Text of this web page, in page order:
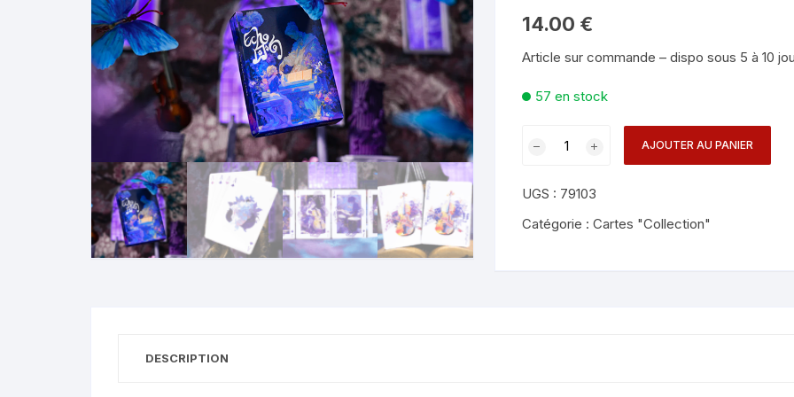
Chop Cup – Gobelets
Tours de
Grandes
Neige – Rubans – Steamers
Ballons
Aimants
Roughing – Produits
14.00 €
Article sur commande – dispo sous 5 à 10
57 en stock
Playing
Cards
AJOUTER AU PANIER
UGS : 79103
Catégorie : Cartes "Collection"
DESCRIPTION